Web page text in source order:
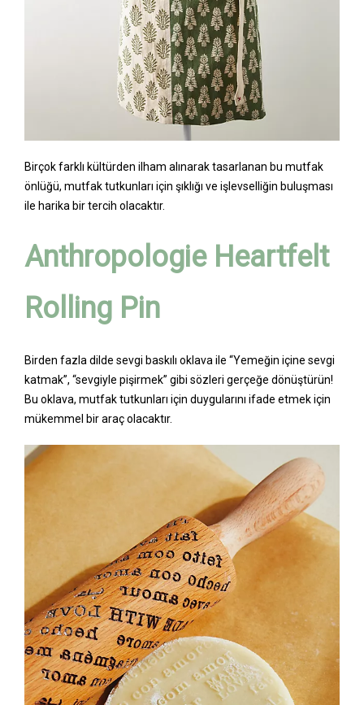
Birçok farklı kültürden ilham alınarak tasarlanan bu mutfak
önlüğü, mutfak tutkunları için şıklığı ve işlevselliğin buluşması
ile harika bir tercih olacaktır.
Anthropologie Heartfelt
Rolling Pin
Birden fazla dilde sevgi baskılı oklava ile “Yemeğin içine sevgi
katmak”, “sevgiyle pişirmek” gibi sözleri gerçeğe dönüştürün!
Bu oklava, mutfak tutkunları için duygularını ifade etmek için
mükemmel bir araç olacaktır.